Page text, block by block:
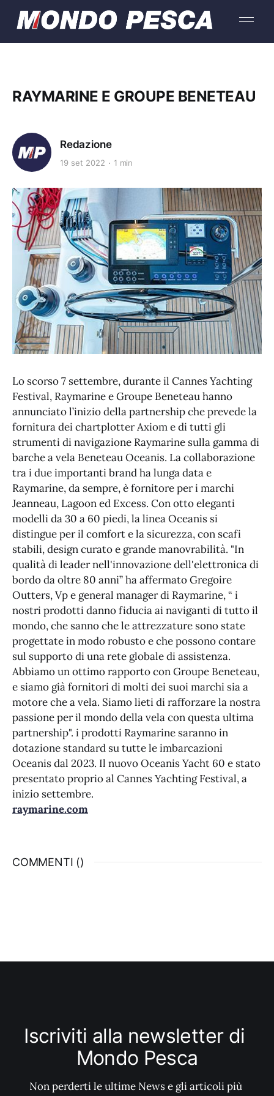
RAYMARINE E GROUPE BENETEAU
Redazione
19 set 2022 1 min
Lo scorso 7 settembre, durante il Cannes Yachting
Festival, Raymarine e Groupe Beneteau hanno
annunciato l’inizio della partnership che prevede la
fornitura dei chartplotter Axiom e di tutti gli
strumenti di navigazione Raymarine sulla gamma di
barche a vela Beneteau Oceanis. La collaborazione
tra i due importanti brand ha lunga data e
Raymarine, da sempre, è fornitore per i marchi
Jeanneau, Lagoon ed Excess. Con otto eleganti
modelli da 30 a 60 piedi, la linea Oceanis si
distingue per il comfort e la sicurezza, con scafi
stabili, design curato e grande manovrabilità. "In
qualità di leader nell'innovazione dell'elettronica di
bordo da oltre 80 anni” ha affermato Gregoire
Outters, Vp e general manager di Raymarine, “ i
nostri prodotti danno fiducia ai naviganti di tutto il
mondo, che sanno che le attrezzature sono state
progettate in modo robusto e che possono contare
sul supporto di una rete globale di assistenza.
Abbiamo un ottimo rapporto con Groupe Beneteau,
e siamo già fornitori di molti dei suoi marchi sia a
motore che a vela. Siamo lieti di rafforzare la nostra
passione per il mondo della vela con questa ultima
partnership". i prodotti Raymarine saranno in
dotazione standard su tutte le imbarcazioni
Oceanis dal 2023. Il nuovo Oceanis Yacht 60 e stato
presentato proprio al Cannes Yachting Festival, a
inizio settembre.
raymarine.com
COMMENTI ()
Iscriviti alla newsletter di
Mondo Pesca
Non perderti le ultime News e gli articoli più